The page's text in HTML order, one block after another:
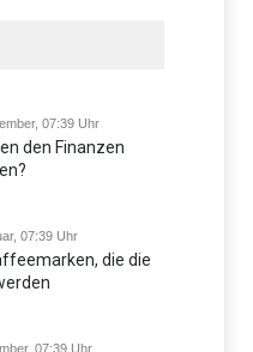
07:39 Uhr
den Finanzen
07:39 Uhr
die die
07:39 Uhr